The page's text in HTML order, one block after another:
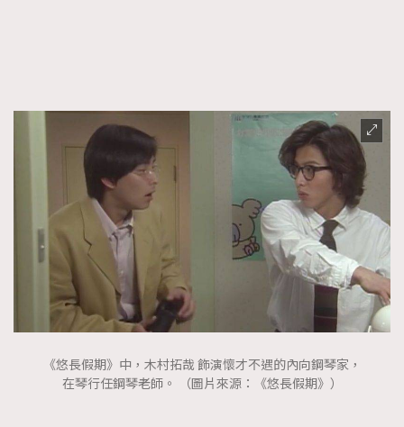
《悠長假期》中，木村拓哉 飾演懷才不遇的內向鋼琴家，
在琴行任鋼琴老師。 （圖片來源：《悠長假期》）